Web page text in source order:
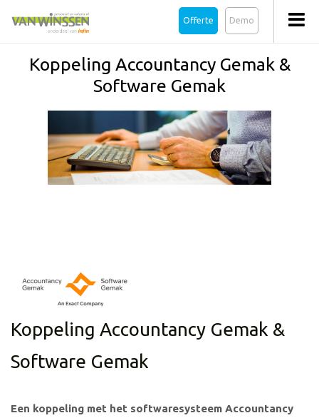
Demo
Offerte
Koppeling Accountancy Gemak &
Software Gemak
Koppeling Accountancy Gemak &
Software Gemak
Een koppeling met het softwaresysteem Accountancy